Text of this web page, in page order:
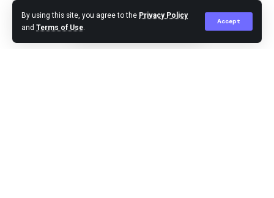
By using this site, you agree to the Privacy Policy
and Terms of Use.
Accept
Agus Leo